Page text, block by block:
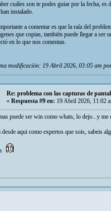
cuáles son te podes guiar por la fecha,
instalado.
a comentar es que la raíz del
que copias, también puede llegar a ser
en lo que nos comentas.
modificación: 19 Abril 2026, 03:05 am por
Re: problema con las capturas de
« Respuesta #9 en: 19 Abril 2026, 11:02
puede ser win como whats, lo dejo...y
desde aqui como expertos que sois, sabeis